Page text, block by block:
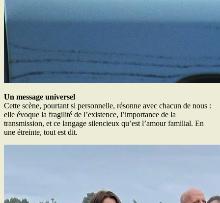
Un message universel
Cette scène, pourtant si personnelle, résonne avec chacun de nous :
elle évoque la fragilité de l’existence, l’importance de la
transmission, et ce langage silencieux qu’est l’amour familial. En
une étreinte, tout est dit.